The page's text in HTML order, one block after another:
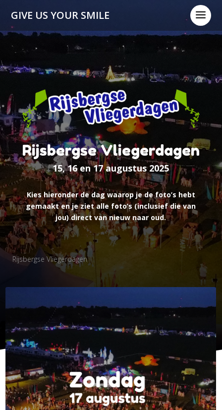
GIVE US YOUR SMILE a
Rijsbergse Vliegerdagen
15, 16 en 17 augustus 2025
Kies hieronder de dag waarop je de foto’s hebt
gemaakt en je ziet alle foto’s (inclusief die van
jou) direct van nieuw naar oud.
Rijsbergse Vliegerdagen